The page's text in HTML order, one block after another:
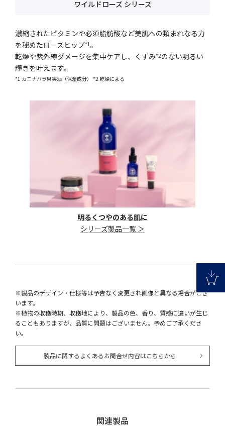
ワイルドローズ シリーズ
濃縮されたビタミンや必須脂肪酸など美肌への類まれなる力
を秘めたローズヒップ*1 。
乾燥や紫外線ダメージを集中ケアし、くすみ*2のない明るい
輝きを叶えます。
*1 カニナバラ果実油（保湿成分） *2 乾燥による
明るくつやのある肌に
シリーズ製品一覧 ＞
※製品のデザイン・仕様等は予告なく変更され画像と異なる場合がござ
います。
※植物の収穫時期、収穫地により、製品の色、香り、質感に違いが生じ
ることもありますが、品質に問題はございません。予めご了承くださ
い。
製品に関するよくあるお問合せ内容はこちらから
関連製品